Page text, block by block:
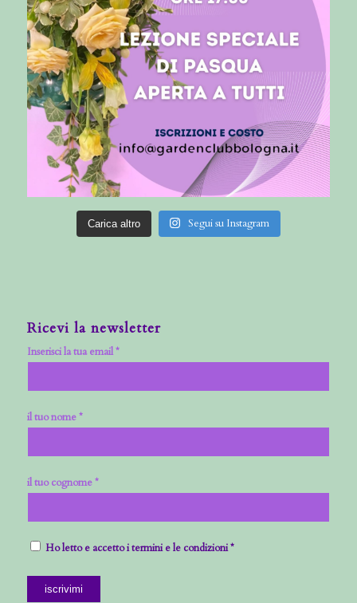
Carica altro Segui su Instagram
Ricevi la newsletter
Inserisci la tua email *
il tuo nome *
il tuo cognome *
Ho letto e accetto i termini e le condizioni *